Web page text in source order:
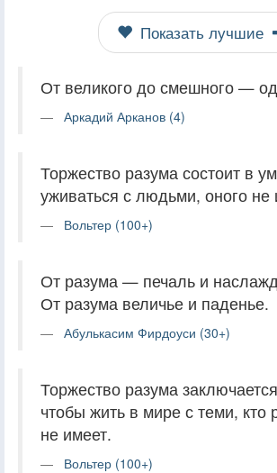
Показать лучшие
От великого до смешного —
Аркадий Арканов (4)
Торжество разума состоит в
уживаться с людьми, оного
Вольтер (100+)
От разума — печаль и
От разума величье и паденье.
Абулькасим Фирдоуси (30+)
Торжество разума
чтобы жить в мире с теми, кто
не имеет.
Вольтер (100+)